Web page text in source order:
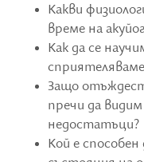
Какви
време на
Как да се
Защо
пречи да
недостатъци?
Кой е